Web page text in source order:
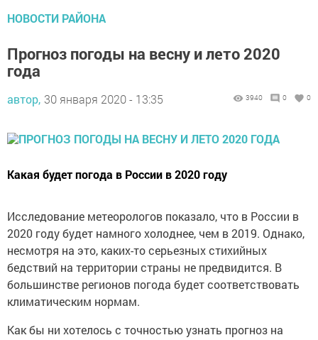
НОВОСТИ РАЙОНА
Прогноз погоды на весну и лето 2020
года
Какая будет погода в России в 2020 году
2020 году будет намного холоднее, чем в 2019. Однако,
несмотря на это, каких-то серьезных стихийных
бедствий на территории страны не предвидится. В
большинстве регионов погода будет соответствовать
климатическим нормам.